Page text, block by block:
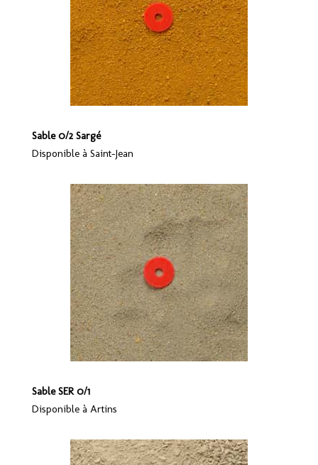
Sable 0/2 Sargé
Disponible à Saint-Jean
Sable SER 0/1
Disponible à Artins